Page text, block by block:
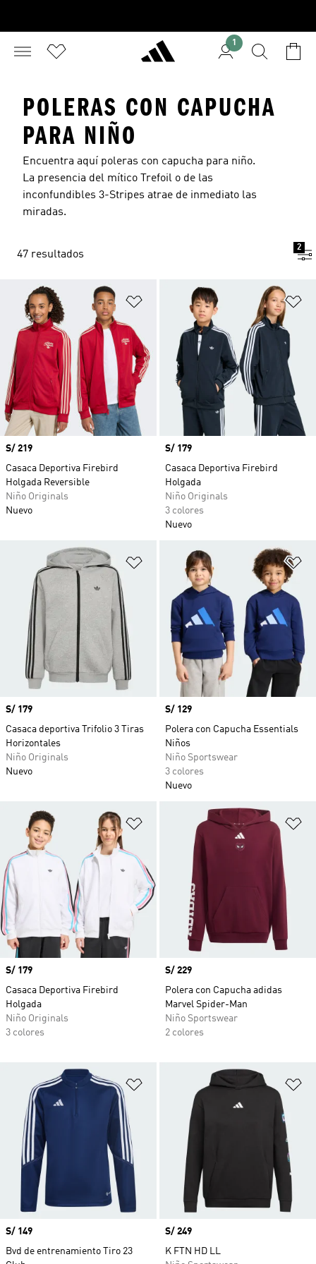
1
POLERAS CON CAPUCHA
PARA NIÑO
Encuentra aquí poleras con capucha para niño.
La presencia del mítico Trefoil o de las
inconfundibles 3-Stripes atrae de inmediato las
miradas.
47 resultados
2
Añadir a la lista de deseos
Precio
S/ 219
Casaca Deportiva Firebird
Holgada Reversible
Niño Originals
Nuevo
Precio
S/ 179
Casaca Deportiva Firebird
Holgada
Niño Originals
3 colores
Nuevo
Añadir a la lista de deseos
Precio
S/ 179
Casaca deportiva Trifolio 3 Tiras
Horizontales
Niño Originals
Nuevo
Precio
S/ 129
Polera con Capucha Essentials
Niños
Niño Sportswear
3 colores
Nuevo
Añadir a la lista de deseos
Precio
S/ 179
Casaca Deportiva Firebird
Holgada
Niño Originals
3 colores
Precio
S/ 229
Polera con Capucha adidas
Marvel Spider-Man
Niño Sportswear
2 colores
Añadir a la lista de deseos
Precio
S/ 149
Bvd de entrenamiento Tiro 23
Precio
S/ 249
K FTN HD LL